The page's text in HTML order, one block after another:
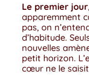
Le premier jour
apparemment
pas, on
d’habitude.
nouvelles
petit horizon.
cœur ne le